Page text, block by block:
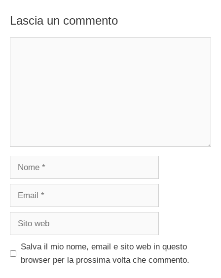
Lascia un commento
Nome
Email
Sito
Salva il mio nome, email e sito web in questo
browser per la prossima volta che commento.